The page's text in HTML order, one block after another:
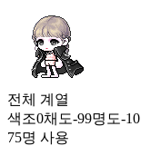
전체 계열
색조0채도-99명도-10
75명 사용